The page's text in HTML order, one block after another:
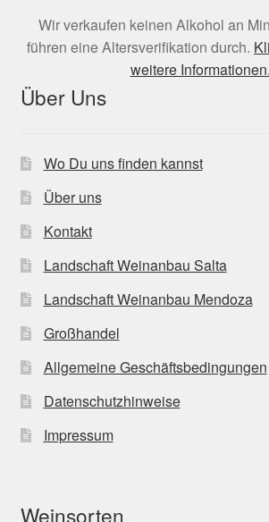
Wir verkaufen keinen Alkohol an
führen eine Altersverifikation durch.
weitere Informationen.
Über Uns
Wo Du uns finden kannst
Über uns
Kontakt
Landschaft Weinanbau Salta
Landschaft Weinanbau Mendoza
Großhandel
Allgemeine Geschäftsbedingungen
Datenschutzhinweise
Impressum
Weinsorten